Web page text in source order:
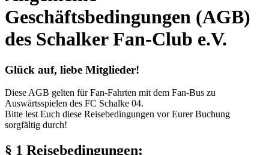
Geschäftsbedingungen (AGB)
des Schalker Fan-Club e.V.
Glück auf, liebe Mitglieder!
Diese AGB gelten für Fan-Fahrten mit dem Fan-Bus zu
Auswärtsspielen des FC Schalke 04.
Bitte lest Euch diese Reisebedingungen vor Eurer Buchung
sorgfältig durch!
§ 1 Reisebedingungen: